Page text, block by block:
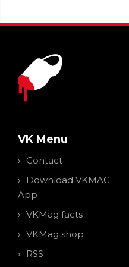
VK Menu
Contact
Download VKMAG
App
VKMag facts
VKMag shop
RSS